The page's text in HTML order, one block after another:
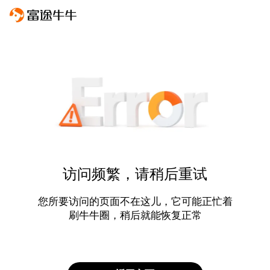
访问频繁，请稍后重试
您所要访问的页面不在这儿，它可能正忙着
刷牛牛圈，稍后就能恢复正常